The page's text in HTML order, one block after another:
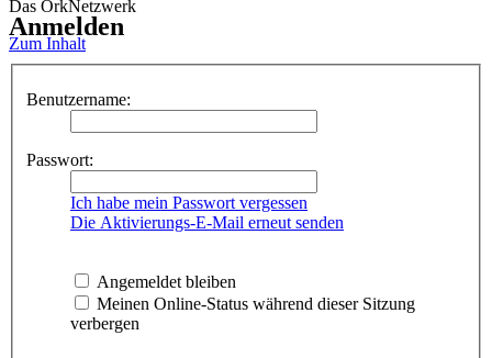
Das OrkNetzwerk
Zum Inhalt
Anmelden
Benutzername:
Passwort:
Ich habe mein Passwort vergessen
Die Aktivierungs-E-Mail erneut senden
Angemeldet bleiben
Meinen Online-Status während dieser Sitzung
verbergen